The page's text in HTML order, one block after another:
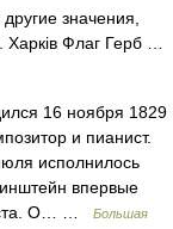
значения,
Флаг Герб …
16 ноября 1829
и пианист.
исполнилось
впервые
О… …
Большая